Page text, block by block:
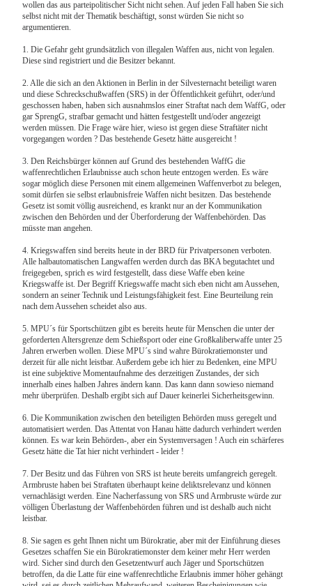
wollen das aus parteipolitischer Sicht nicht sehen. Auf jeden Fall haben Sie sich
selbst nicht mit der Thematik beschäftigt, sonst würden Sie nicht so
argumentieren.
1. Die Gefahr geht grundsätzlich von illegalen Waffen aus, nicht von legalen.
Diese sind registriert und die Besitzer bekannt.
2. Alle die sich an den Aktionen in Berlin in der Silvesternacht beteiligt waren
und diese Schreckschußwaffen (SRS) in der Öffentlichkeit geführt, oder/und
geschossen haben, haben sich ausnahmslos einer Straftat nach dem WaffG, oder
gar SprengG, strafbar gemacht und hätten festgestellt und/oder angezeigt
werden müssen. Die Frage wäre hier, wieso ist gegen diese Straftäter nicht
vorgegangen worden ? Das bestehende Gesetz hätte ausgereicht !
3. Den Reichsbürger können auf Grund des bestehenden WaffG die
waffenrechtlichen Erlaubnisse auch schon heute entzogen werden. Es wäre
sogar möglich diese Personen mit einem allgemeinen Waffenverbot zu belegen,
somit dürfen sie selbst erlaubnisfreie Waffen nicht besitzen. Das bestehende
Gesetz ist somit völlig ausreichend, es krankt nur an der Kommunikation
zwischen den Behörden und der Überforderung der Waffenbehörden. Das
müsste man angehen.
4. Kriegswaffen sind bereits heute in der BRD für Privatpersonen verboten.
Alle halbautomatischen Langwaffen werden durch das BKA begutachtet und
freigegeben, sprich es wird festgestellt, dass diese Waffe eben keine
Kriegswaffe ist. Der Begriff Kriegswaffe macht sich eben nicht am Aussehen,
sondern an seiner Technik und Leistungsfähigkeit fest. Eine Beurteilung rein
nach dem Aussehen scheidet also aus.
5. MPU´s für Sportschützen gibt es bereits heute für Menschen die unter der
geforderten Altersgrenze dem Schießsport oder eine Großkaliberwaffe unter 25
Jahren erwerben wollen. Diese MPU´s sind wahre Bürokratiemonster und
derzeit für alle nicht leistbar. Außerdem gebe ich hier zu Bedenken, eine MPU
ist eine subjektive Momentaufnahme des derzeitigen Zustandes, der sich
innerhalb eines halben Jahres ändern kann. Das kann dann sowieso niemand
mehr überprüfen. Deshalb ergibt sich auf Dauer keinerlei Sicherheitsgewinn.
6. Die Kommunikation zwischen den beteiligten Behörden muss geregelt und
automatisiert werden. Das Attentat von Hanau hätte dadurch verhindert werden
können. Es war kein Behörden-, aber ein Systemversagen ! Auch ein schärferes
Gesetz hätte die Tat hier nicht verhindert - leider !
7. Der Besitz und das Führen von SRS ist heute bereits umfangreich geregelt.
Armbruste haben bei Straftaten überhaupt keine deliktsrelevanz und können
vernachläsigt werden. Eine Nacherfassung von SRS und Armbruste würde zur
völligen Überlastung der Waffenbehörden führen und ist deshalb auch nicht
leistbar.
8. Sie sagen es geht Ihnen nicht um Bürokratie, aber mit der Einführung dieses
Gesetzes schaffen Sie ein Bürokratiemonster dem keiner mehr Herr werden
wird. Sicher sind durch den Gesetzentwurf auch Jäger und Sportschützen
betroffen, da die Latte für eine waffenrechtliche Erlaubnis immer höher gehängt